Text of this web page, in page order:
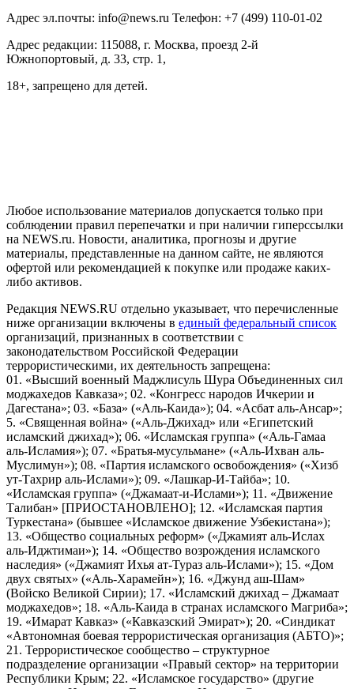
Адрес эл.почты: info@news.ru Телефон: +7 (499) 110-01-02
Адрес редакции: 115088, г. Москва, проезд 2-й
Южнопортовый, д. 33, стр. 1,
18+, запрещено для детей.
Любое использование материалов допускается только при
соблюдении правил перепечатки и при наличии гиперссылки
на NEWS.ru. Новости, аналитика, прогнозы и другие
материалы, представленные на данном сайте, не являются
офертой или рекомендацией к покупке или продаже каких-
либо активов.
Редакция NEWS.RU отдельно указывает, что перечисленные
ниже организации включены в единый федеральный список
организаций, признанных в соответствии с
законодательством Российской Федерации
террористическими, их деятельность запрещена:
01. «Высший военный Маджлисуль Шура Объединенных сил
моджахедов Кавказа»; 02. «Конгресс народов Ичкерии и
Дагестана»; 03. «База» («Аль-Каида»); 04. «Асбат аль-Ансар»;
5. «Священная война» («Аль-Джихад» или «Египетский
исламский джихад»); 06. «Исламская группа» («Аль-Гамаа
аль-Исламия»); 07. «Братья-мусульмане» («Аль-Ихван аль-
Муслимун»); 08. «Партия исламского освобождения» («Хизб
ут-Тахрир аль-Ислами»); 09. «Лашкар-И-Тайба»; 10.
«Исламская группа» («Джамаат-и-Ислами»); 11. «Движение
Талибан» [ПРИОСТАНОВЛЕНО]; 12. «Исламская партия
Туркестана» (бывшее «Исламское движение Узбекистана»);
13. «Общество социальных реформ» («Джамият аль-Ислах
аль-Иджтимаи»); 14. «Общество возрождения исламского
наследия» («Джамият Ихья ат-Тураз аль-Ислами»); 15. «Дом
двух святых» («Аль-Харамейн»); 16. «Джунд аш-Шам»
(Войско Великой Сирии); 17. «Исламский джихад – Джамаат
моджахедов»; 18. «Аль-Каида в странах исламского Магриба»;
19. «Имарат Кавказ» («Кавказский Эмират»); 20. «Синдикат
«Автономная боевая террористическая организация (АБТО)»;
21. Террористическое сообщество – структурное
подразделение организации «Правый сектор» на территории
Республики Крым; 22. «Исламское государство» (другие